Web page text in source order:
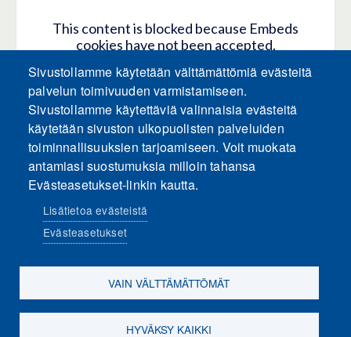
This content is blocked because Embeds
cookies have not been accepted.
HYVÄKSY KAIKKI EVÄSTEET
Only accept Embeds cookies
Sosiaalinen media
Sivustollamme käytetään välttämättömiä evästeitä
palvelun toimivuuden varmistamiseen.
Sivustollamme käytettäviä valinnaisia evästeitä
käytetään sivuston ulkopuolisten palveluiden
toiminnallisuuksien tarjoamiseen. Voit muokata
antamiasi suostumuksia milloin tahansa
Evästeasetukset-linkin kautta.
Lisätietoa evästeistä
Evästeasetukset
VAIN VÄLTTÄMÄTTÖMÄT
HYVÄKSY KAIKKI